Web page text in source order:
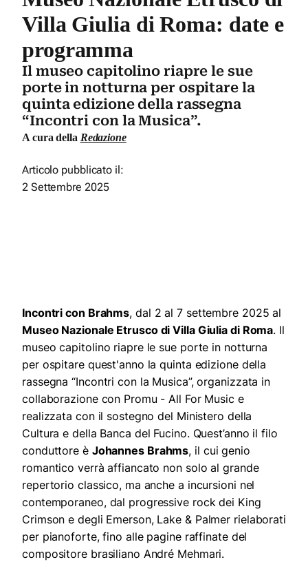
Villa Giulia di Roma: date e
programma
Il museo capitolino riapre le sue
porte in notturna per ospitare la
quinta edizione della rassegna
“Incontri con la Musica”.
A cura della Redazione
Articolo pubblicato il:
2 Settembre 2025
Incontri con Brahms, dal 2 al 7 settembre 2025 al
Museo Nazionale Etrusco di Villa Giulia di Roma. Il
museo capitolino riapre le sue porte in notturna
per ospitare quest'anno la quinta edizione della
rassegna “Incontri con la Musica”, organizzata in
collaborazione con Promu - All For Music e
realizzata con il sostegno del Ministero della
Cultura e della Banca del Fucino. Quest’anno il filo
conduttore è Johannes Brahms, il cui genio
romantico verrà affiancato non solo al grande
repertorio classico, ma anche a incursioni nel
contemporaneo, dal progressive rock dei King
Crimson e degli Emerson, Lake & Palmer rielaborati
per pianoforte, fino alle pagine raffinate del
compositore brasiliano André Mehmari.